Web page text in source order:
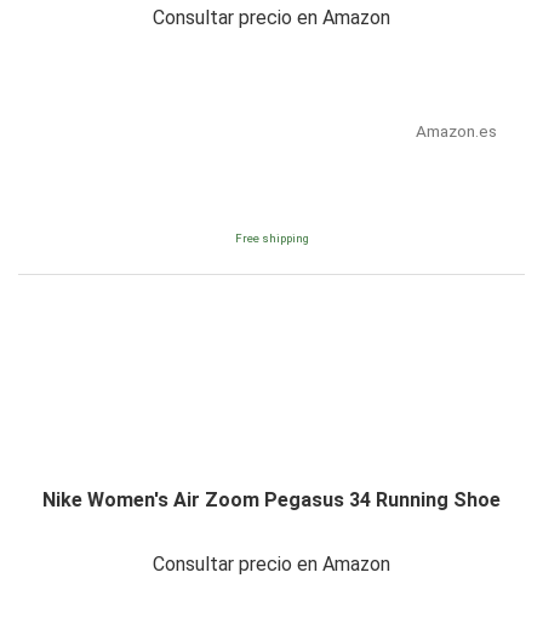
Consultar precio en Amazon
Amazon.es
Free shipping
Nike Women's Air Zoom Pegasus 34 Running Shoe
Consultar precio en Amazon